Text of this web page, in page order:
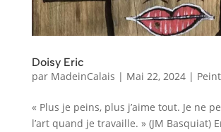
Doisy Eric
par MadeinCalais | Mai 22, 2024|
« Plus je peins, plus j’aime tout. Je ne
l’art quand je travaille. » (JM Basquiat)